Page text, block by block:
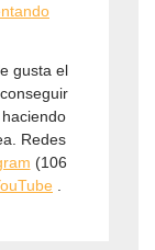
gusta el
Redes
(106
.